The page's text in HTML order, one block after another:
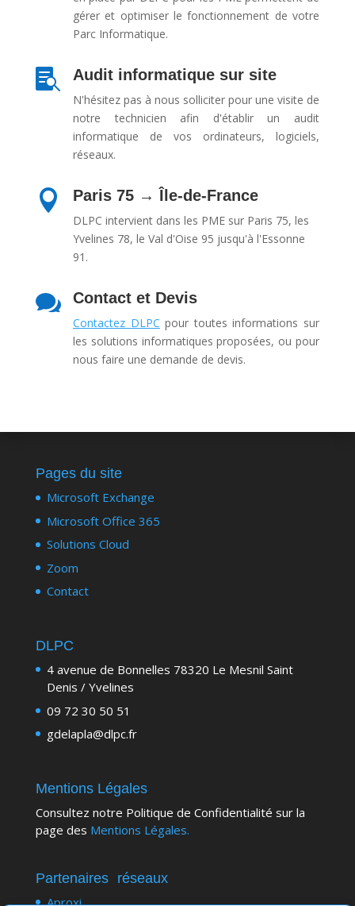
gérer et optimiser le fonctionnement de votre
Parc Informatique.
 Audit informatique sur site
N'hésitez pas à nous solliciter pour une visite de
notre technicien afin d'établir un audit
informatique de vos ordinateurs, logiciels,
réseaux.
 Paris 75 → Île-de-France
DLPC intervient dans les PME sur Paris 75, les
Yvelines 78, le Val d'Oise 95 jusqu'à l'Essonne
91.
 Contact et Devis
Contactez DLPC pour toutes informations sur
les solutions informatiques proposées, ou pour
nous faire une demande de devis.
Pages du site
Microsoft Exchange
Microsoft Office 365
Solutions Cloud
Zoom
Contact
DLPC
4 avenue de Bonnelles 78320 Le Mesnil Saint
Denis / Yvelines
09 72 30 50 51
gdelapla@dlpc.fr
Mentions Légales
Consultez notre Politique de Confidentialité sur la
page des Mentions Légales.
Partenaires
Aproxi
réseaux